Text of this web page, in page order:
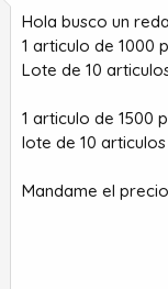
Hola busco un
1 articulo de 1000
Lote de 10
1 articulo de 1500
lote de 10
Mandame el